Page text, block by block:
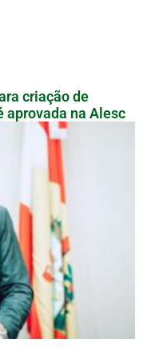
criação de
aprovada na Alesc